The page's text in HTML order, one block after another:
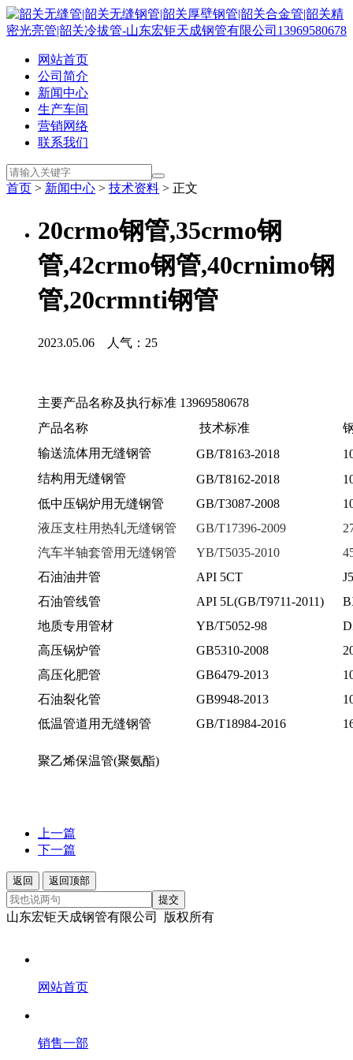
网站首页
公司简介
新闻中心
生产车间
营销网络
联系我们
首页 > 新闻中心 > 技术资料 > 正文
20crmo钢管,35crmo钢
管,42crmo钢管,40crnimo钢
管,20crmnti钢管
2023.05.06 人气： 25
主要产品名称及执行标准 13969580678
产品名称
技术标准
输送流体用无缝钢管
GB/T8163-2018
结构用无缝钢管
GB/T8162-2018
低中压锅炉用无缝钢管
GB/T3087-2008
液压支柱用热轧无缝钢管
GB/T17396-2009
汽车半轴套管用无缝钢管
YB/T5035-2010
石油油井管
API 5CT
石油管线管
API 5L(GB/T9711-2011)
地质专用管材
YB/T5052-98
高压锅炉管
GB5310-2008
高压化肥管
GB6479-2013
石油裂化管
GB9948-2013
低温管道用无缝钢管
GB/T18984-2016
聚乙烯保温管(聚氨酯)
上一篇
下一篇
返回
返回顶部
提交
山东宏钜天成钢管有限公司 版权所有
网站首页
销售一部